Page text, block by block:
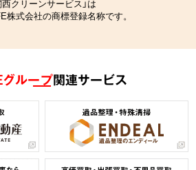
西クリーンサービス」は
株式会社の商標登録名称です。
ループ関連サービス